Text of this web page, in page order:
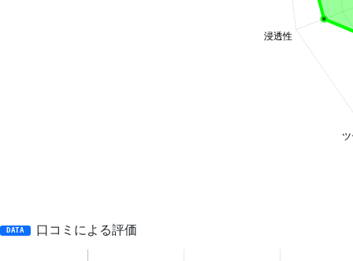
DATA 口コミによる評価